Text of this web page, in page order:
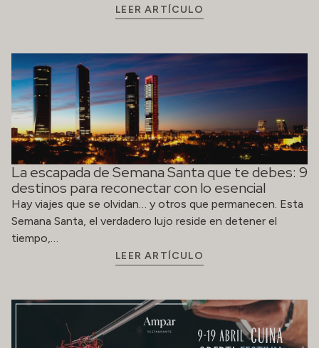
LEER ARTÍCULO
La escapada de Semana Santa que te debes: 9
destinos para reconectar con lo esencial
Hay viajes que se olvidan… y otros que permanecen. Esta
Semana Santa, el verdadero lujo reside en detener el
tiempo,…
LEER ARTÍCULO